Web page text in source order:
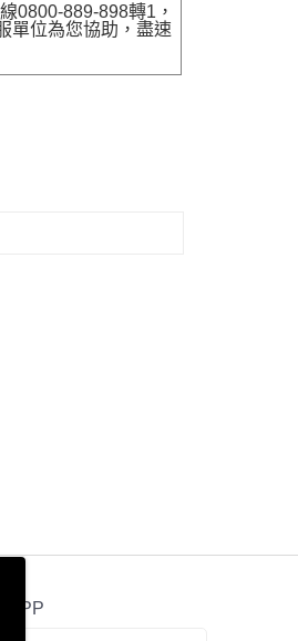
0800-889-898轉1，
單位為您協助，盡速
APP